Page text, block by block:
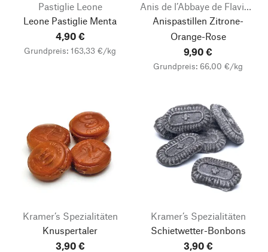
Pastiglie Leone
Leone Pastiglie Menta
4,90 €
Grundpreis: 163,33 €/kg
Anis de l’Abbaye de Flavigny
Anispastillen Zitrone-
Orange-Rose
9,90 €
Grundpreis: 66,00 €/kg
Kramer’s Spezialitäten
Knuspertaler
3,90 €
Kramer’s Spezialitäten
Schietwetter-Bonbons
3,90 €